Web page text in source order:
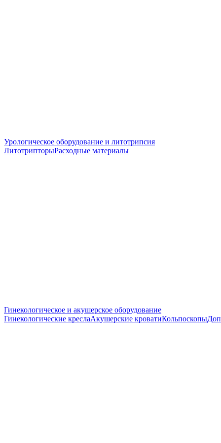
Урологическое оборудование и литотрипсия
ЛитотрипторыРасходные материалы
Гинекологическое и акушерское оборудование
Гинекологические креслаАкушерские кроватиКольпоскопы